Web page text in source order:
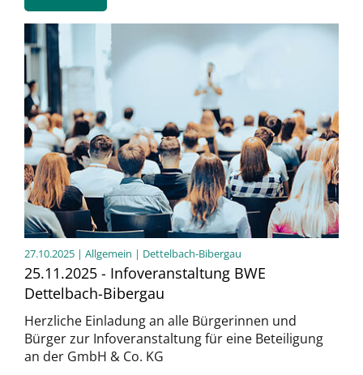
27.10.2025 | Allgemein | Dettelbach-Bibergau
25.11.2025 - Infoveranstaltung BWE
Dettelbach-Bibergau
Herzliche Einladung an alle Bürgerinnen und
Bürger zur Infoveranstaltung für eine Beteiligung
an der GmbH & Co. KG